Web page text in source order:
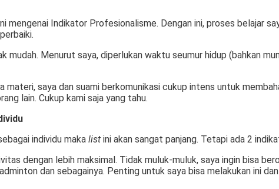
mengenai Indikator Profesionalisme. Dengan ini, proses belajar
mudah. Menurut saya, diperlukan waktu seumur hidup (bahkan
saya dan suami berkomunikasi cukup intens untuk
lain. Cukup kami saja yang tahu.
individu maka list ini akan sangat panjang. Tetapi ada 2
dengan lebih maksimal. Tidak muluk-muluk, saya ingin bisa
dan sebagainya. Penting untuk saya bisa melakukan ini